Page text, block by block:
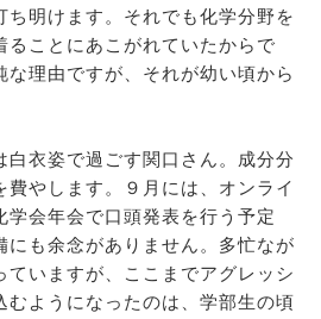
ち明けます。それでも化学分野を
ることにあこがれていたからで
な理由ですが、それが幼い頃から
白衣姿で過ごす関口さん。成分分
やします。９月には、オンライ
学会年会で口頭発表を行う予定
にも余念がありません。多忙なが
ていますが、ここまでアグレッシ
むようになったのは、学部生の頃